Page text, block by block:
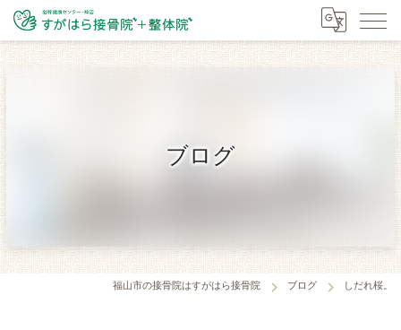
ブログ
福山市の接骨院はすがはら接骨院 ブログ しだれ桜。